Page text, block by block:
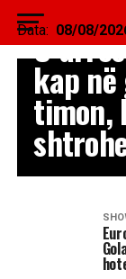
Data: 08/08/
U
kap
timon,